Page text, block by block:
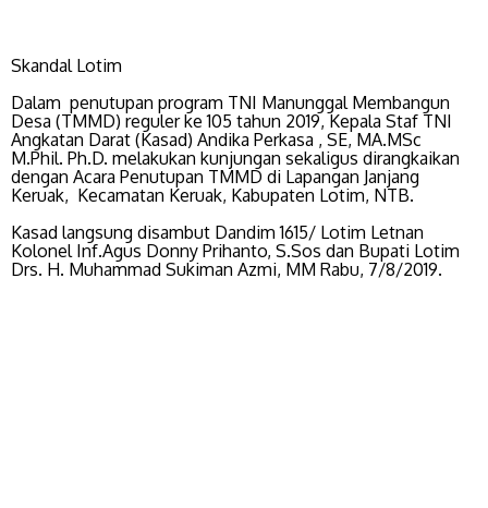
Skandal Lotim
Dalam penutupan program TNI Manunggal Membangun
Desa (TMMD) reguler ke 105 tahun 2019, Kepala Staf TNI
Angkatan Darat (Kasad) Andika Perkasa , SE, MA.MSc
M.Phil. Ph.D. melakukan kunjungan sekaligus dirangkaikan
dengan Acara Penutupan TMMD di Lapangan Janjang
Keruak, Kecamatan Keruak, Kabupaten Lotim, NTB.
Kasad langsung disambut Dandim 1615/ Lotim Letnan
Kolonel Inf.Agus Donny Prihanto, S.Sos dan Bupati Lotim
Drs. H. Muhammad Sukiman Azmi, MM Rabu, 7/8/2019.